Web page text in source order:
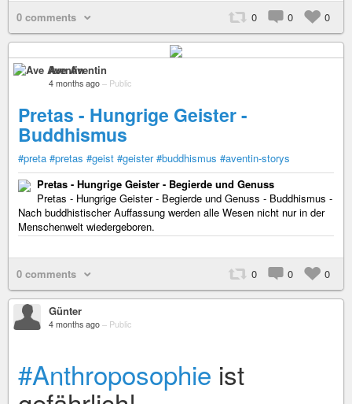
0 comments 0 0 0
Ave Aventin
4 months ago – Public
Pretas - Hungrige Geister -
Buddhismus
#preta #pretas #geist #geister #buddhismus #aventin-storys
Pretas - Hungrige Geister - Begierde und Genuss
Pretas - Hungrige Geister - Begierde und Genuss - Buddhismus -
Nach buddhistischer Auffassung werden alle Wesen nicht nur in der
Menschenwelt wiedergeboren.
0 comments 0 0 0
Günter
4 months ago – Public
#Anthroposophie ist